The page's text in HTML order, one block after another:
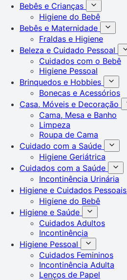
Bebês e Crianças
Higiene do Bebê
Bebês e Maternidade
Fraldas e Higiene
Beleza e Cuidado Pessoal
Cuidados com o Bebê
Higiene Pessoal
Brinquedos e Hobbies
Bonecas e Acessórios
Casa, Móveis e Decoração
Cama, Mesa e Banho
Limpeza
Roupa de Cama
Cuidado com a Saúde
Higiene Geriátrica
Cuidados com a Saúde
Incontinência Urinária
Higiene e Cuidados Pessoais
Higiene do Bebê
Higiene e Saúde
Cuidados Adultos
Incontinência
Higiene Pessoal
Cuidados Femininos
Incontinência Adulta
Lenços de Papel